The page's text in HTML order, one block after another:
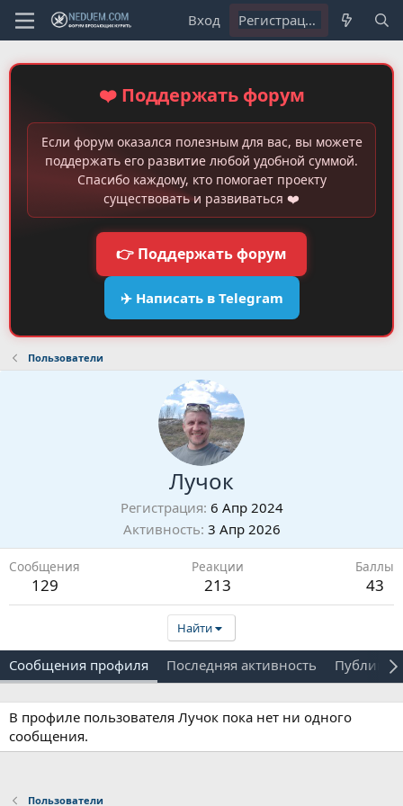
Вход Регистрация
❤️ Поддержать форум
Если форум оказался полезным для вас, вы можете
поддержать его развитие любой удобной суммой.
Спасибо каждому, кто помогает проекту
существовать и развиваться ❤️
👉 Поддержать форум
✈️ Написать в Telegram
Пользователи
Лучок
Регистрация 6 Апр 2024
Активность 3 Апр 2026
Сообщения
129
Реакции
213
Баллы
43
Найти
Сообщения профиля Последняя активность
В профиле пользователя Лучок пока нет ни одного
сообщения.
Пользователи